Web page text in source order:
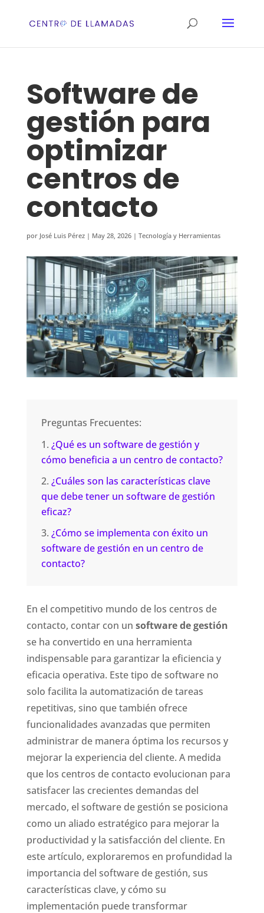
Software de
gestión para
optimizar
centros de
contacto
por José Luis Pérez| May 28, 2026| Tecnología y Herramientas
Preguntas Frecuentes:
¿Qué es un software de gestión y
cómo beneficia a un centro de contacto?
¿Cuáles son las características clave
que debe tener un software de gestión
eficaz?
¿Cómo se implementa con éxito un
software de gestión en un centro de
contacto?
En el competitivo mundo de los centros de
contacto, contar con un software de gestión
se ha convertido en una herramienta
indispensable para garantizar la eficiencia y
eficacia operativa. Este tipo de software no
solo facilita la automatización de tareas
repetitivas, sino que también ofrece
funcionalidades avanzadas que permiten
administrar de manera óptima los recursos y
mejorar la experiencia del cliente. A medida
que los centros de contacto evolucionan para
satisfacer las crecientes demandas del
mercado, el software de gestión se posiciona
como un aliado estratégico para mejorar la
productividad y la satisfacción del cliente. En
este artículo, exploraremos en profundidad la
importancia del software de gestión, sus
características clave, y cómo su
implementación puede transformar